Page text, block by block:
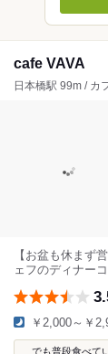
cafe VAVA
日本橋駅 99m / カ
【お盆も休まず
ェフのディナーコ
￥2,000～￥
...でも普段食べ